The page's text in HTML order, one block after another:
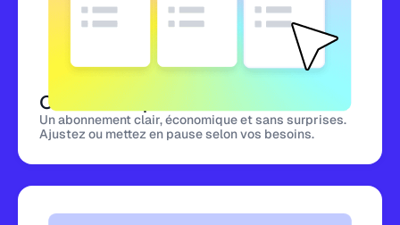
Coût fixe et prévisible
Un abonnement clair, économique et sans surprises.
Ajustez ou mettez en pause selon vos besoins.